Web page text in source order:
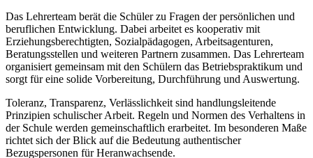
Das Lehrerteam berät die Schüler zu Fragen der persönlichen und
beruflichen Entwicklung. Dabei arbeitet es kooperativ mit
Erziehungsberechtigten, Sozialpädagogen, Arbeitsagenturen,
Beratungsstellen und weiteren Partnern zusammen. Das Lehrerteam
organisiert gemeinsam mit den Schülern das Betriebspraktikum und
sorgt für eine solide Vorbereitung, Durchführung und Auswertung.
Toleranz, Transparenz, Verlässlichkeit sind handlungsleitende
Prinzipien schulischer Arbeit. Regeln und Normen des Verhaltens in
der Schule werden gemeinschaftlich erarbeitet. Im besonderen Maße
richtet sich der Blick auf die Bedeutung authentischer
Bezugspersonen für Heranwachsende.